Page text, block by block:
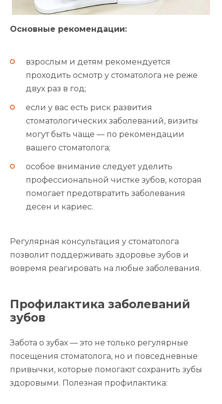
Основные рекомендации:
взрослым и детям рекомендуется
проходить осмотр у стоматолога не реже
двух раз в год;
если у вас есть риск развития
стоматологических заболеваний, визиты
могут быть чаще — по рекомендации
вашего стоматолога;
особое внимание следует уделить
профессиональной чистке зубов, которая
помогает предотвратить заболевания
десен и кариес.
Регулярная консультация у стоматолога
позволит поддерживать здоровье зубов и
вовремя реагировать на любые заболевания.
Профилактика заболеваний
зубов
Забота о зубах — это не только регулярные
посещения стоматолога, но и повседневные
привычки, которые помогают сохранить зубы
здоровыми. Полезная профилактика: